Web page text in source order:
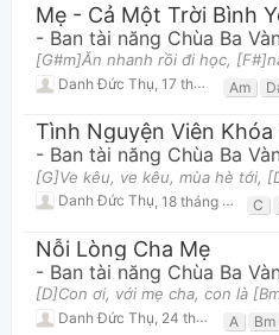
Mẹ - Cả Một Trời Bình
- Ban tài năng Chùa Ba
Danh Đức Thụ 17 tháng 08, 2025 lúc 11:31am Am
Tình Nguyện Viên Khóa
- Ban tài năng Chùa Ba
Danh Đức Thụ 18 tháng 06, 2025 lúc 10:51am C
Nỗi Lòng Cha Mẹ
- Ban tài năng Chùa Ba
Danh Đức Thụ 24 tháng 06, 2025 lúc 11:11am A Bm